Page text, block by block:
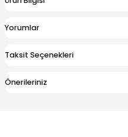
Yorumlar
Taksit Seçenekleri
Önerileriniz